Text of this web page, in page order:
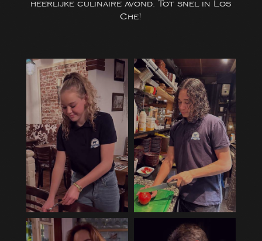
heerlijke culinaire avond. Tot snel in Los
Che!